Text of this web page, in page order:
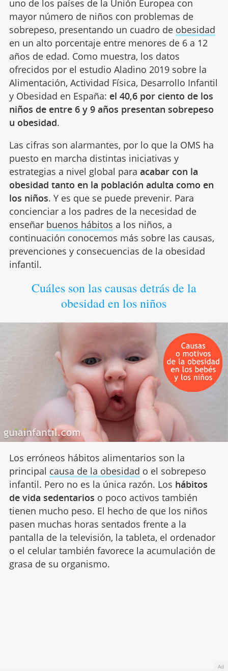
uno de los países de la Unión Europea con
mayor número de niños con problemas de
sobrepeso, presentando un cuadro de obesidad
en un alto porcentaje entre menores de 6 a 12
años de edad. Como muestra, los datos
ofrecidos por el estudio Aladino 2019 sobre la
Alimentación, Actividad Física, Desarrollo Infantil
y Obesidad en España: el 40,6 por ciento de los
niños de entre 6 y 9 años presentan sobrepeso
u obesidad.
Las cifras son alarmantes, por lo que la OMS ha
puesto en marcha distintas iniciativas y
estrategias a nivel global para acabar con la
obesidad tanto en la población adulta como en
los niños. Y es que se puede prevenir. Para
concienciar a los padres de la necesidad de
enseñar buenos hábitos a los niños, a
continuación conocemos más sobre las causas,
prevenciones y consecuencias de la obesidad
infantil.
Cuáles son las causas detrás de la
obesidad en los niños
Los erróneos hábitos alimentarios son la
principal causa de la obesidad o el sobrepeso
infantil. Pero no es la única razón. Los hábitos
de vida sedentarios o poco activos también
tienen mucho peso. El hecho de que los niños
pasen muchas horas sentados frente a la
pantalla de la televisión, la tableta, el ordenador
o el celular también favorece la acumulación de
grasa de su organismo.
Ad